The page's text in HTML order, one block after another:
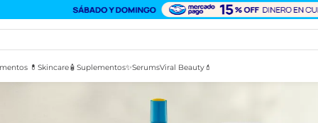
💊 Skincare🧴 Suplementos✨SerumsViral Beauty💄